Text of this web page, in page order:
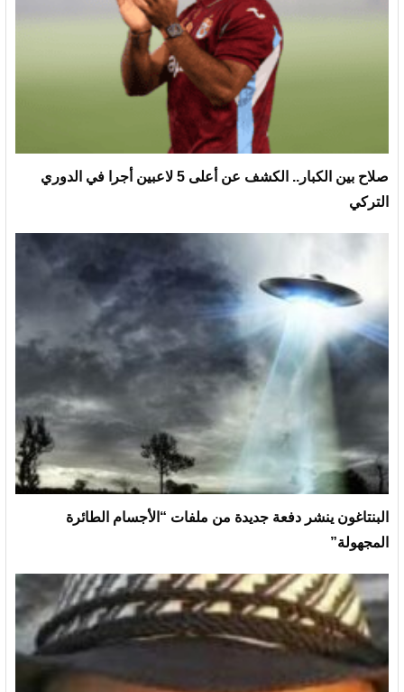
صلاح بين الكبار.. الكشف عن أعلى 5 لاعبين أجرا في الدوري
التركي
البنتاغون ينشر دفعة جديدة من ملفات “الأجسام الطائرة
المجهولة”